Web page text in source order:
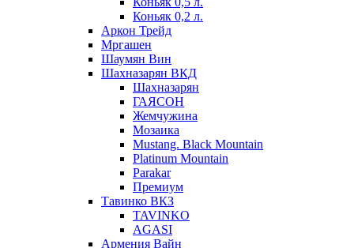
Коньяк 0,2 л.
Аркон Трейд
Мргашен
Шаумян Вин
Шахназарян ВКД
Шахназарян
ГАЯСОН
Жемчужина
Мозаика
Mustang. Black Mountain
Platinum Mountain
Parakar
Премиум
Тавинко ВКЗ
TAVINKO
AGASI
Армения Вайн